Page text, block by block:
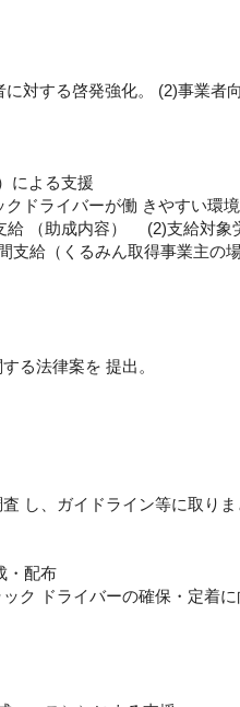
対する啓発強化。 (2)事業者
による支援
ドライバーが働 きやすい環
給 （助成内容） (2)支給対象
給（くるみん取得事業主の
る法律案を 提出。
し、ガイドライン等に取りま
・配布
ク ドライバーの確保・定着